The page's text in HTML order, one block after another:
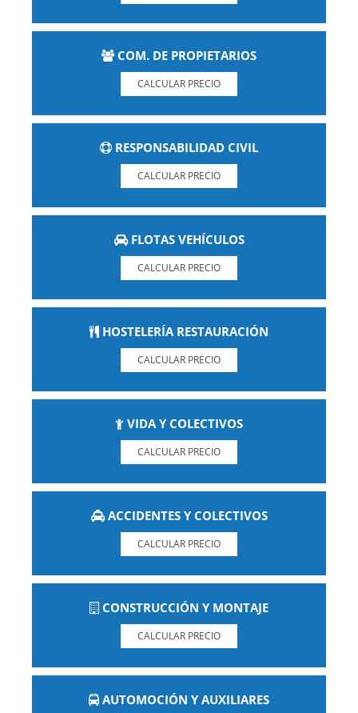
COM. DE PROPIETARIOS
CALCULAR PRECIO
RESPONSABILIDAD CIVIL
CALCULAR PRECIO
FLOTAS VEHÍCULOS
CALCULAR PRECIO
HOSTELERÍA RESTAURACIÓN
CALCULAR PRECIO
VIDA Y COLECTIVOS
CALCULAR PRECIO
ACCIDENTES Y COLECTIVOS
CALCULAR PRECIO
CONSTRUCCIÓN Y MONTAJE
CALCULAR PRECIO
AUTOMOCIÓN Y AUXILIARES